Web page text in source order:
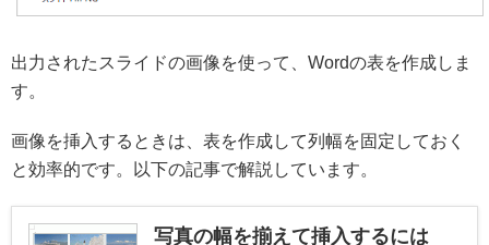
出力されたスライドの画像を使って、Wordの表を作成しま
す。
画像を挿入するときは、表を作成して列幅を固定しておく
と効率的です。以下の記事で解説しています。
写真の幅を揃えて挿入するには